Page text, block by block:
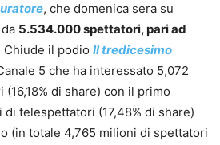
, che domenica sera su
5.534.000 spettatori, pari ad
Chiude il podio Il tredicesimo
5 che ha interessato 5,072
di share) con il primo
telespettatori (17,48% di share)
(in totale 4,765 milioni di spettatori